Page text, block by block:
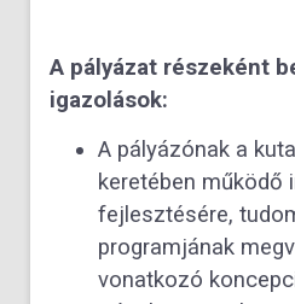
A pályázat részeként
igazolások:
A pályázónak a
keretében működő
fejlesztésére,
programjának
vonatkozó